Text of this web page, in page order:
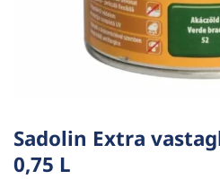
Sadolin Extra
0,75 L